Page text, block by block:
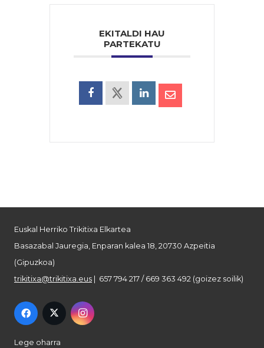
EKITALDI HAU
PARTEKATU
Euskal Herriko Trikitixa Elkartea
Basazabal Jauregia, Enparan kalea 18, 20730 Azpeitia
(Gipuzkoa)
trikitixa@trikitixa.eus | 657 794 217 / 669 363 492 (goizez soilik)
Lege oharra